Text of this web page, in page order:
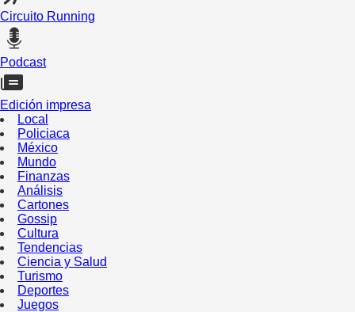
Circuito Running
Podcast
Edición impresa
Local
Policiaca
México
Mundo
Finanzas
Análisis
Cartones
Gossip
Cultura
Tendencias
Ciencia y Salud
Turismo
Deportes
Juegos